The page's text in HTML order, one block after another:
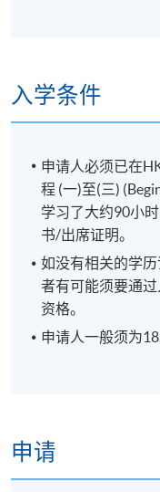
入学条件
申请人必须已在
程 (一)至(三)
学习了大约90小
书/出席证明。
如没有相关的学
者有可能须要通
资格。
申请人一般须为18
申请